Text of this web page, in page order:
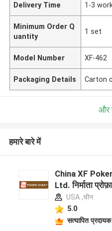
Delivery Time 1-3
Minimum Order Q
uantity
1 set
Model Number XF-462
Packaging Details Carton
और
हमारे बारे में
China XF
Ltd. निर्माता
USA ,चीन
5.0
सत्यापित प्रदायक